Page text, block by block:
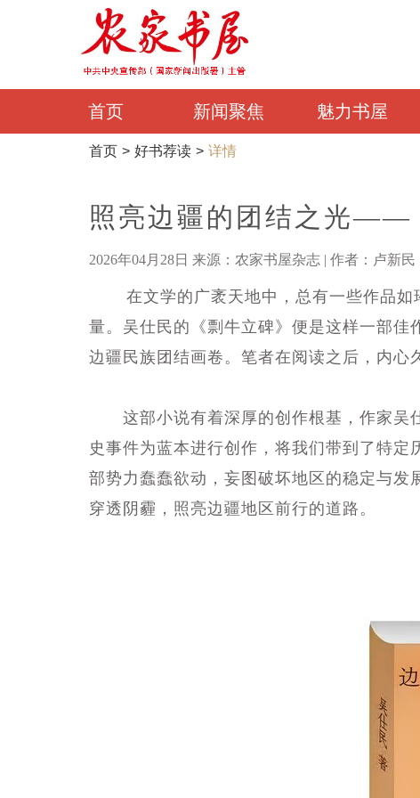
首页 新闻聚焦 魅力书屋
首页 > 好书荐读 > 详情
照亮边疆的团结之光——
2026年04月28日 来源：农家书屋杂志 | 作者：卢新民
在文学的广袤天地中，总有一些作品如
量。吴仕民的《剽牛立碑》便是这样一部
边疆民族团结画卷。笔者在阅读之后，内心
这部小说有着深厚的创作根基，作家吴仕
史事件为蓝本进行创作，将我们带到了特
部势力蠢蠢欲动，妄图破坏地区的稳定与发
穿透阴霾，照亮边疆地区前行的道路。